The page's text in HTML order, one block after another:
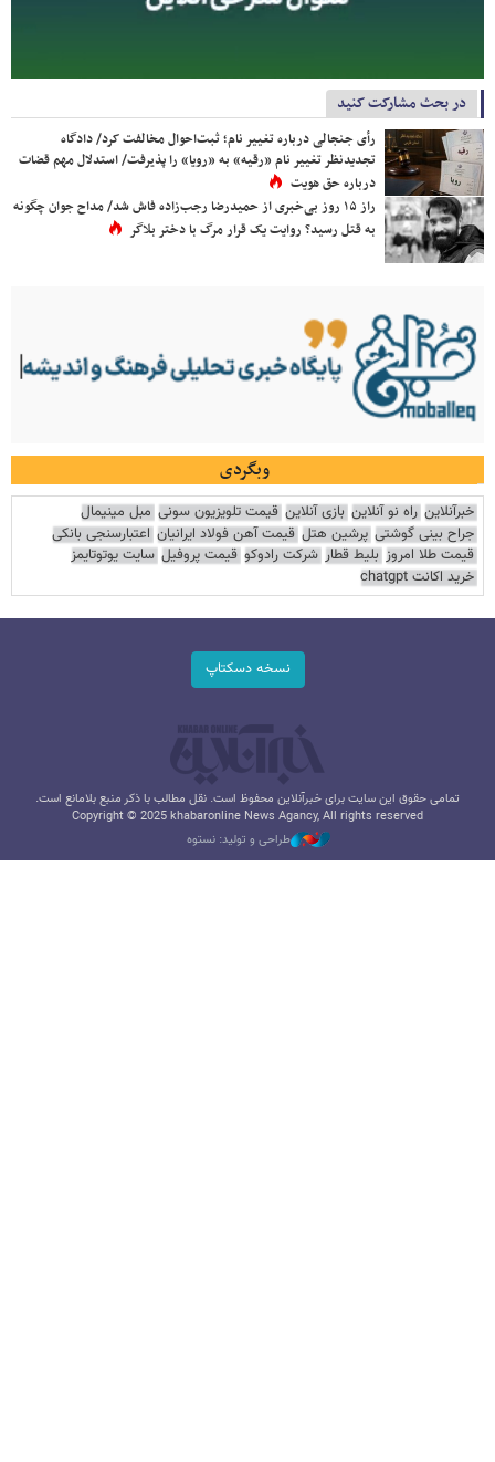
در بحث مشارکت کنید
رأی جنجالی درباره تغییر نام؛ ثبت‌احوال مخالفت کرد/ دادگاه
تجدیدنظر تغییر نام «رقیه» به «رویا» را پذیرفت/ استدلال مهم قضات
درباره حق هویت
راز ۱۵ روز بی‌خبری از حمیدرضا رجب‌زاده فاش شد/ مداح جوان چگونه
به قتل رسید؟ روایت یک قرار مرگ با دختر بلاگر
وبگردی
خبرآنلاین راه نو آنلاین بازی آنلاین قیمت تلویزیون سونی مبل مینیمال
جراح بینی گوشتی پرشین هتل قیمت آهن فولاد ایرانیان اعتبارسنجی بانکی
قیمت طلا امروز بلیط قطار شرکت رادوکو قیمت پروفیل سایت یوتوتایمز
خرید اکانت chatgpt
نسخه دسکتاپ
تمامی حقوق این سایت برای خبرآنلاین محفوظ است. نقل مطالب با ذکر منبع بلامانع است.
Copyright © 2025 khabaronline News Agancy, All rights reserved
طراحی و تولید: نستوه